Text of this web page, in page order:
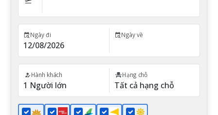
Ngày đi Ngày về
Hành khách Hạng chỗ